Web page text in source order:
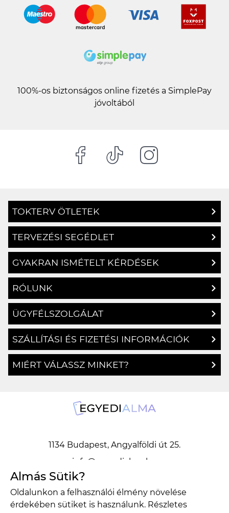
100%-os biztonságos online fizetés a SimplePay
jóvoltából
TOKTERV ÖTLETEK
TERVEZÉSI SEGÉDLET
GYAKRAN ISMÉTELT KÉRDÉSEK
RÓLUNK
ÜGYFÉLSZOLGÁLAT
SZÁLLÍTÁSI ÉS FIZETÉSI INFORMÁCIÓK
MIÉRT VÁLASSZ MINKET?
1134 Budapest, Angyalföldi út 25.
info@egyedialma.hu
1134 Budapest, Angyalföldi út 25.
Almás Sütik?
Oldalunkon a felhasználói élmény növelése
érdekében sütiket is használunk. Részletes